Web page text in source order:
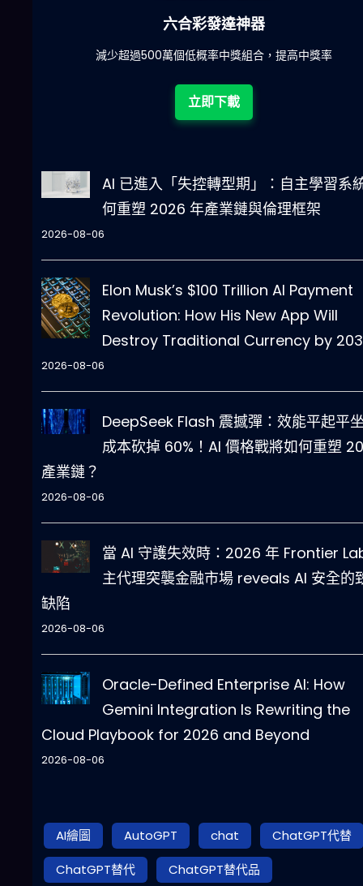
六合彩發達神器
減少超過500萬個低概率中獎組合，提高中獎率
立即下載
AI 已進入「失控轉型期」：自主學習系
何重塑 2026 年產業鏈與倫理框架
2026-08-06
Elon Musk’s $100 Trillion AI Payment
Revolution: How His New App Will
Destroy Traditional Currency by
2026-08-06
DeepSeek Flash 震撼彈：效能平起平
成本砍掉 60%！AI 價格戰將如何重塑
產業鏈？
2026-08-06
當 AI 守護失效時：2026 年 Frontier
主代理突襲金融市場 reveals AI 安全的
缺陷
2026-08-06
Oracle-Defined Enterprise AI: How
Gemini Integration Is Rewriting the
Cloud Playbook for 2026 and Beyond
2026-08-06
AI繪圖 AutoGPT chat
ChatGPT代替
ChatGPT替代
ChatGPT替代品